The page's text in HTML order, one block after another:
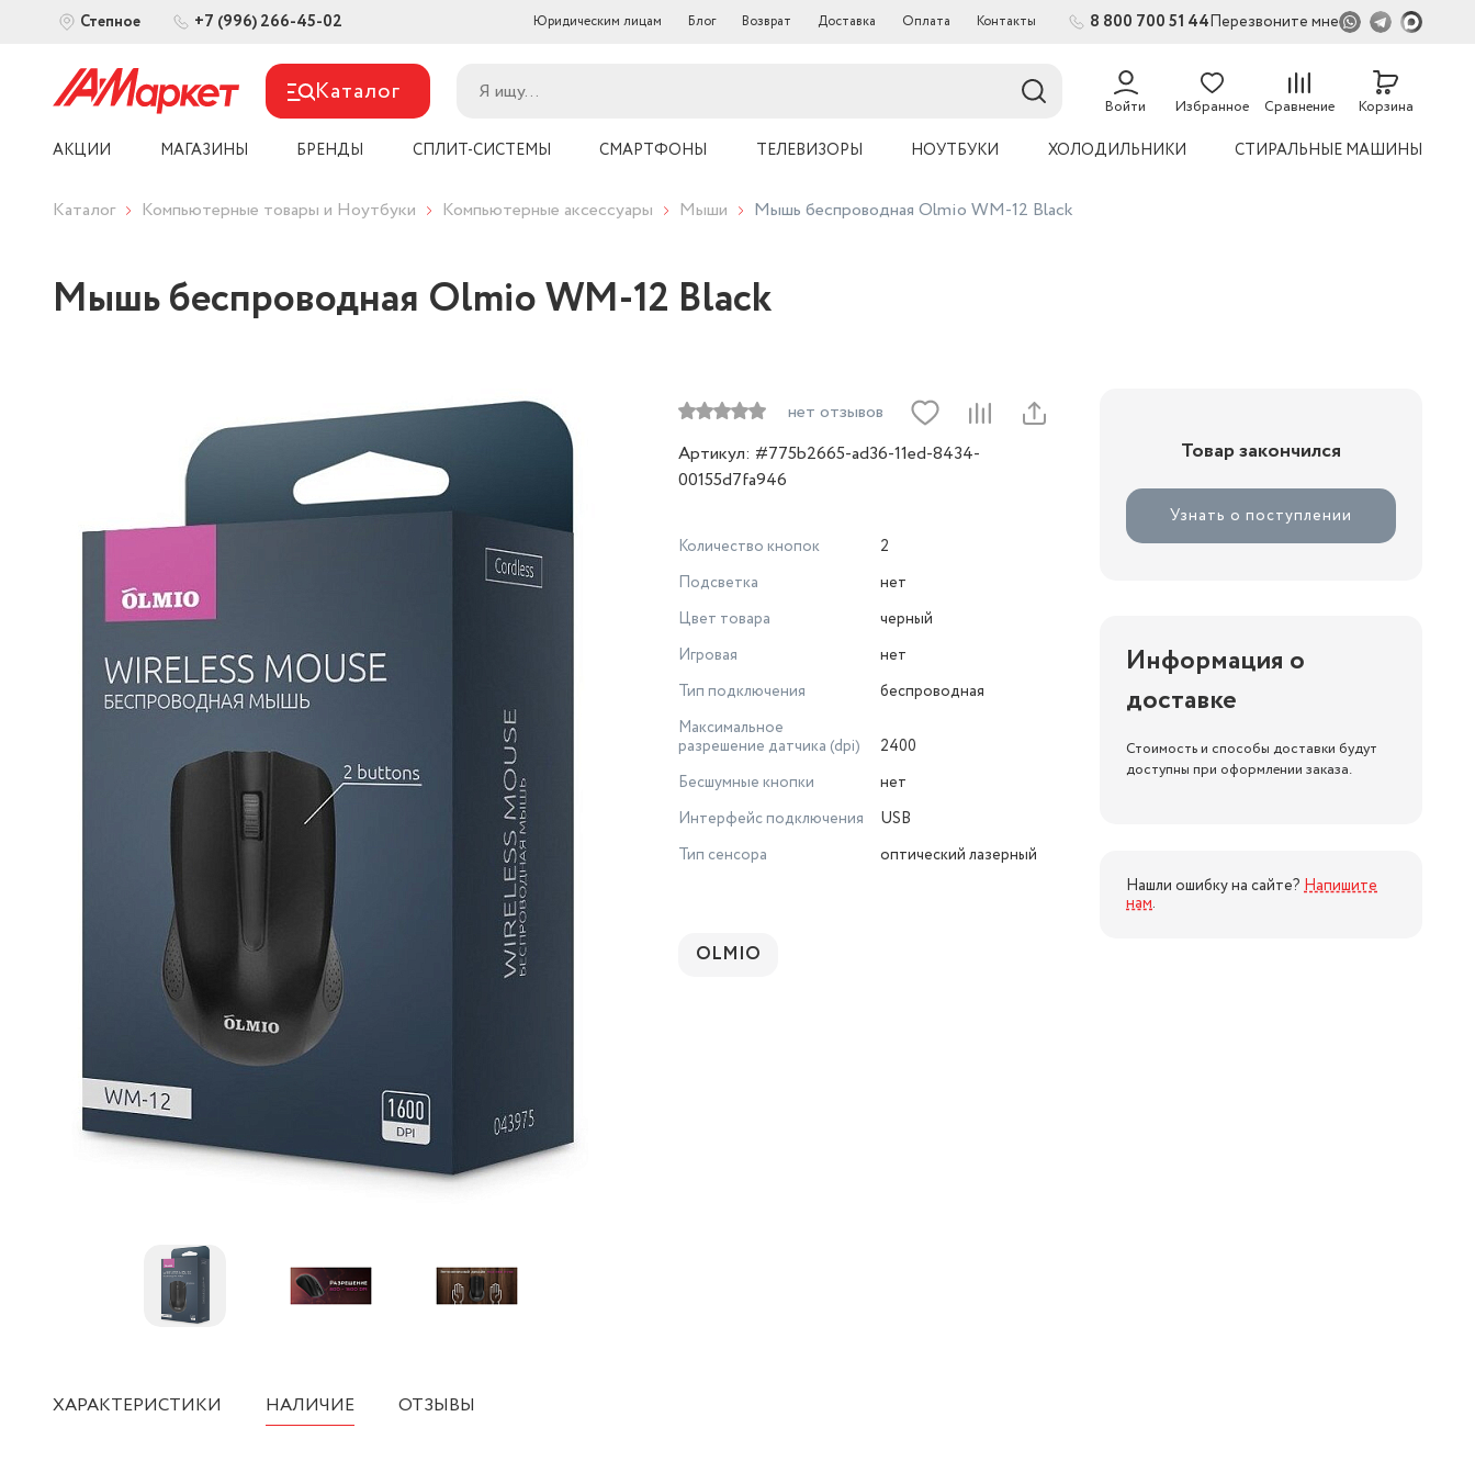
Степное +7 (996) 266-45-02 Юридическим лицам Блог Возврат Доставка Оплата Контакты 8 800 700 51 44Перезвоните мне
Каталог Войти Избранное Сравнение
54
Корзина
АКЦИИ МАГАЗИНЫ БРЕНДЫ СПЛИТ-СИСТЕМЫ СМАРТФОНЫ ТЕЛЕВИЗОРЫ НОУТБУКИ ХОЛОДИЛЬНИКИ СТИРАЛЬНЫЕ МАШИНЫ
Каталог Компьютерные товары и Ноутбуки Компьютерные аксессуары Мыши Мышь беспроводная Olmio WM-12 Black
Мышь беспроводная Olmio WM-12 Black
нет отзывов
Артикул: #775b2665-ad36-11ed-8434-
00155d7fa946
Количество кнопок
2
Подсветка
нет
Цвет товара
черный
Игровая
нет
Тип подключения
беспроводная
Максимальное
разрешение датчика (dpi)
2400
Бесшумные кнопки
нет
Интерфейс подключения
USB
Тип сенсора
оптический лазерный
OLMIO
Товар закончился
Узнать о поступлении
Информация о
доставке
Стоимость и способы доставки будут
доступны при оформлении заказа.
Нашли ошибку на сайте? Напишите
нам.
ХАРАКТЕРИСТИКИ НАЛИЧИЕ ОТЗЫВЫ